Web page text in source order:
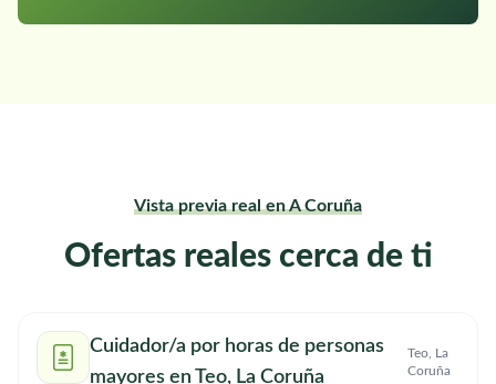
Vista previa real en A Coruña
Ofertas reales cerca de ti
Cuidador/a por horas de personas
mayores en Teo, La Coruña
Teo, La
Coruña